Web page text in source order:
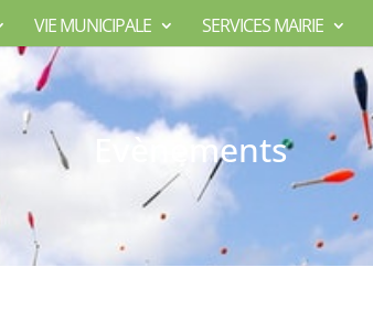
VIE MUNICIPALE SERVICES MAIRIE
Evènements